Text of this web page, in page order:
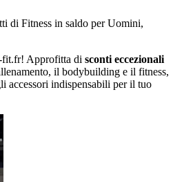
di Fitness in saldo per Uomini,
fit.fr! Approfitta di sconti eccezionali
il bodybuilding e il fitness,
accessori indispensabili per il tuo